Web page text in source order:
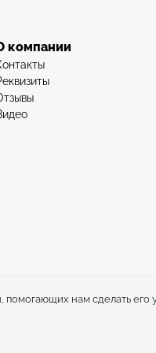
компании
нам сделать его